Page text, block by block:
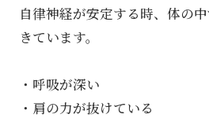
自律神経が安定する時、体の
きています。
・呼吸が深い
・肩の力が抜けている